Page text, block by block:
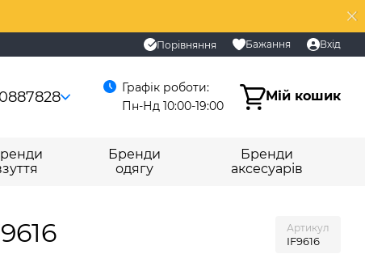
Порівняння Бажання Вхід
Графік роботи:
Пн-Нд 10:00-19:00
Мій кошик
Бренди
одягу
Бренди
аксесуарів
Артикул
IF9616